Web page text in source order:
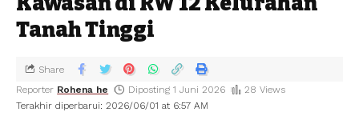
Tanah Tinggi
Terakhir diperbarui: 2026/06/01 at 6:57 AM
Reporter Rohena he Diposting 1 Juni 2026 28 Views
Share